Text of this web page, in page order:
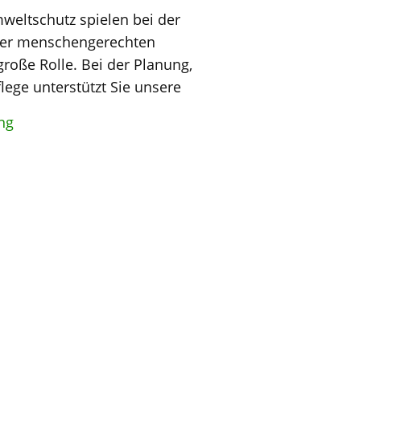
spielen bei der
menschengerechten
Rolle. Bei der Planung,
unterstützt Sie unsere